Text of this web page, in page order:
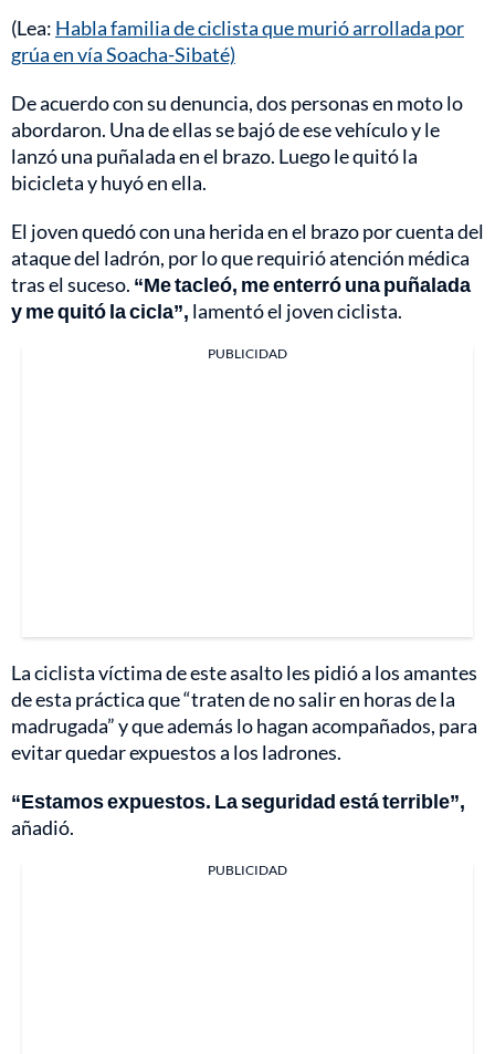
(Lea: Habla familia de ciclista que murió arrollada por
grúa en vía Soacha-Sibaté)
De acuerdo con su denuncia, dos personas en moto lo
abordaron. Una de ellas se bajó de ese vehículo y le
lanzó una puñalada en el brazo. Luego le quitó la
bicicleta y huyó en ella.
El joven quedó con una herida en el brazo por cuenta del
ataque del ladrón, por lo que requirió atención médica
tras el suceso. “Me tacleó, me enterró una puñalada
y me quitó la cicla”, lamentó el joven ciclista.
PUBLICIDAD
La ciclista víctima de este asalto les pidió a los amantes
de esta práctica que “traten de no salir en horas de la
madrugada” y que además lo hagan acompañados, para
evitar quedar expuestos a los ladrones.
“Estamos expuestos. La seguridad está terrible”,
añadió.
PUBLICIDAD